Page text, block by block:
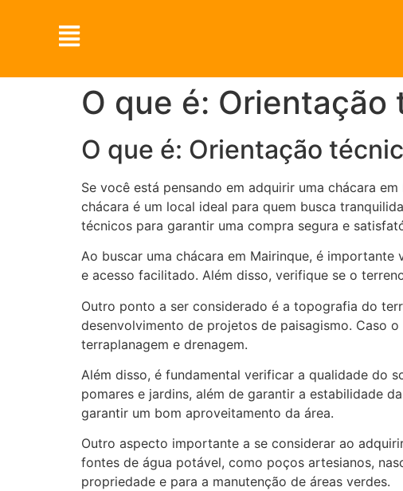
O que é: Orientação
O que é: Orientação
Se você está pensando em adquirir uma chácara
chácara é um local ideal para quem busca
técnicos para garantir uma compra segura e
Ao buscar uma chácara em Mairinque, é
e acesso facilitado. Além disso, verifique se o
Outro ponto a ser considerado é a topografia do
desenvolvimento de projetos de paisagismo. Caso
terraplanagem e drenagem.
Além disso, é fundamental verificar a qualidade do
pomares e jardins, além de garantir a estabilidade
garantir um bom aproveitamento da área.
Outro aspecto importante a se considerar ao
fontes de água potável, como poços artesianos,
propriedade e para a manutenção de áreas verdes.